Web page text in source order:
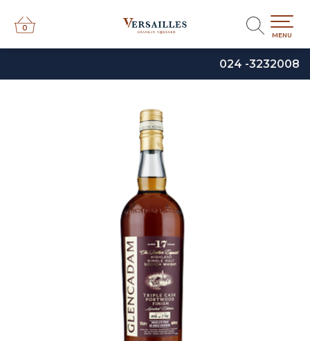
024 -3232008
0
0
MENU